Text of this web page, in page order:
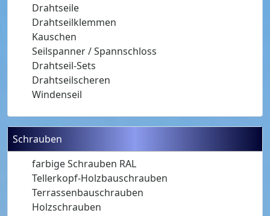
Drahtseile
Drahtseilklemmen
Kauschen
Seilspanner / Spannschloss
Drahtseil-Sets
Drahtseilscheren
Windenseil
Schrauben
farbige Schrauben RAL
Tellerkopf-Holzbauschrauben
Terrassenbauschrauben
Holzschrauben